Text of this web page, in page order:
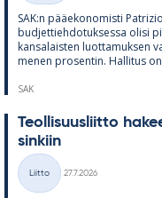
SAK:n pää­e­ko­no­misti
bud­jet­tieh­do­tuk­sessa olisi
kan­sa­lais­ten luot­ta­muk­sen
me­nen pro­sen­tin. Hal­li­tus
SAK
Teol­li­suus­liitto
sin­kiin
Kategoriat
Liitto
27.7.2026